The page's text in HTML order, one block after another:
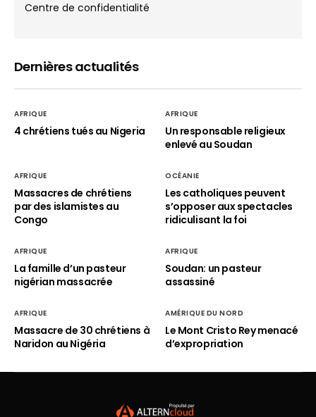
Centre de confidentialité
Dernières actualités
AFRIQUE
4 chrétiens tués au Nigeria
AFRIQUE
Un responsable religieux
enlevé au Soudan
AFRIQUE
Massacres de chrétiens
par des islamistes au
Congo
OCÉANIE
Les catholiques peuvent
s’opposer aux spectacles
ridiculisant la foi
AFRIQUE
La famille d’un pasteur
nigérian massacrée
AFRIQUE
Soudan: un pasteur
assassiné
AFRIQUE
Massacre de 30 chrétiens à
Naridon au Nigéria
AMÉRIQUE DU NORD
Le Mont Cristo Rey menacé
d’expropriation